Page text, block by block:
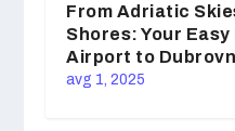
From Adriatic
Shores: Your
Airport to
avg 1, 2025